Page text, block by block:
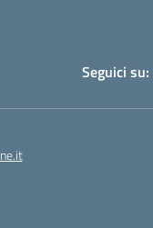
Seguici su: